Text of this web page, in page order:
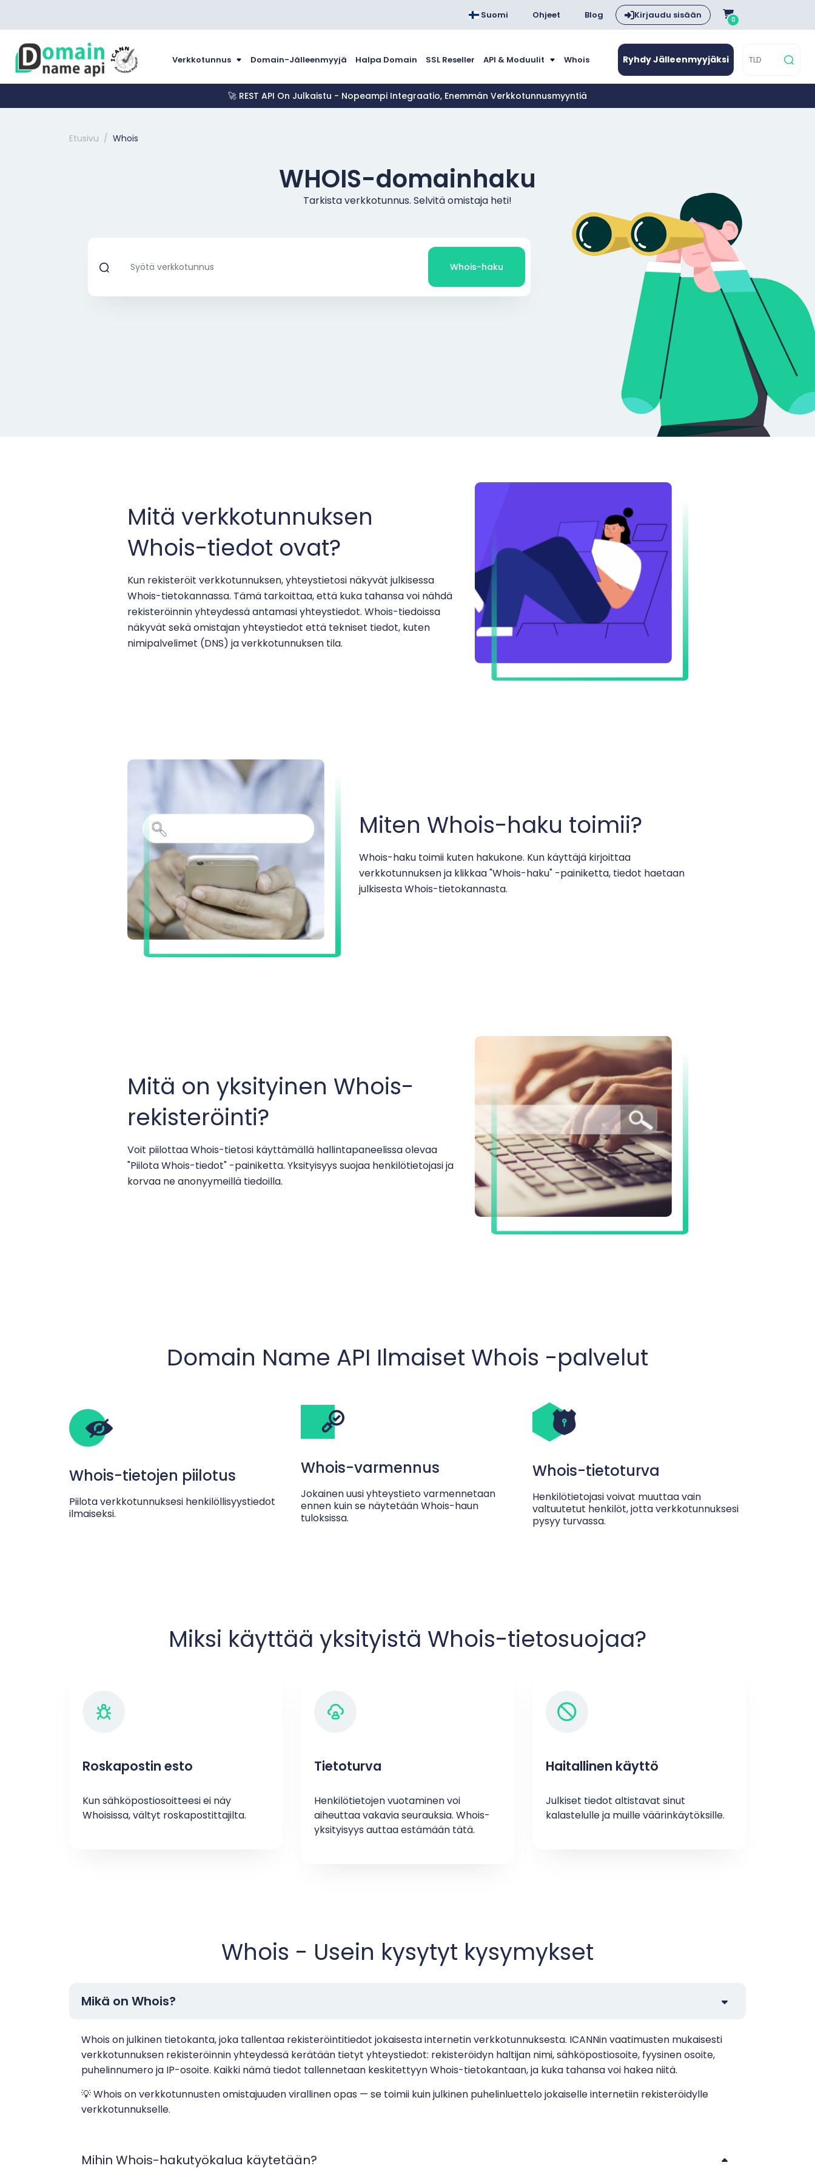
Suomi Ohjeet Blog Kirjaudu sisään 0
Verkkotunnus Domain-Jälleenmyyjä Halpa Domain SSL Reseller API & Moduulit Whois Ryhdy Jälleenmyyjäksi
🚀 REST API On Julkaistu - Nopeampi Integraatio, Enemmän Verkkotunnusmyyntiä
Etusivu Whois
WHOIS-domainhaku
Tarkista verkkotunnus. Selvitä omistaja heti!
Whois-haku
Mitä verkkotunnuksen
Whois-tiedot ovat?
Kun rekisteröit verkkotunnuksen, yhteystietosi näkyvät julkisessa
Whois-tietokannassa. Tämä tarkoittaa, että kuka tahansa voi nähdä
rekisteröinnin yhteydessä antamasi yhteystiedot. Whois-tiedoissa
näkyvät sekä omistajan yhteystiedot että tekniset tiedot, kuten
nimipalvelimet (DNS) ja verkkotunnuksen tila.
Miten Whois-haku toimii?
Whois-haku toimii kuten hakukone. Kun käyttäjä kirjoittaa
verkkotunnuksen ja klikkaa "Whois-haku" -painiketta, tiedot haetaan
julkisesta Whois-tietokannasta.
Mitä on yksityinen Whois-
rekisteröinti?
Voit piilottaa Whois-tietosi käyttämällä hallintapaneelissa olevaa
"Piilota Whois-tiedot" -painiketta. Yksityisyys suojaa henkilötietojasi ja
korvaa ne anonyymeillä tiedoilla.
Domain Name API Ilmaiset Whois -palvelut
Whois-tietojen piilotus
Piilota verkkotunnuksesi henkilöllisyystiedot
ilmaiseksi.
Whois-varmennus
Jokainen uusi yhteystieto varmennetaan
ennen kuin se näytetään Whois-haun
tuloksissa.
Whois-tietoturva
Henkilötietojasi voivat muuttaa vain
valtuutetut henkilöt, jotta verkkotunnuksesi
pysyy turvassa.
Miksi käyttää yksityistä Whois-tietosuojaa?
Roskapostin esto
Kun sähköpostiosoitteesi ei näy
Whoisissa, vältyt roskapostittajilta.
Tietoturva
Henkilötietojen vuotaminen voi
aiheuttaa vakavia seurauksia. Whois-
yksityisyys auttaa estämään tätä.
Haitallinen käyttö
Julkiset tiedot altistavat sinut
kalastelulle ja muille väärinkäytöksille.
Whois - Usein kysytyt kysymykset
Mikä on Whois?
Whois on julkinen tietokanta, joka tallentaa rekisteröintitiedot jokaisesta internetin verkkotunnuksesta. ICANNin vaatimusten mukaisesti
verkkotunnuksen rekisteröinnin yhteydessä kerätään tietyt yhteystiedot: rekisteröidyn haltijan nimi, sähköpostiosoite, fyysinen osoite,
puhelinnumero ja IP-osoite. Kaikki nämä tiedot tallennetaan keskitettyyn Whois-tietokantaan, ja kuka tahansa voi hakea niitä.
💡 Whois on verkkotunnusten omistajuuden virallinen opas — se toimii kuin julkinen puhelinluettelo jokaiselle internetiin rekisteröidylle
verkkotunnukselle.
Mihin Whois-hakutyökalua käytetään?